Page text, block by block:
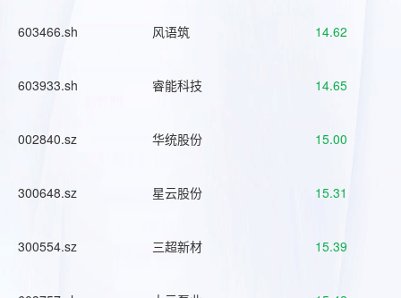
603466.sh 风语筑 14.62
603933.sh 睿能科技 14.65
002840.sz 华统股份 15.00
300648.sz 星云股份 15.31
300554.sz 三超新材 15.39